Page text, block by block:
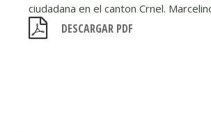
ciudadana en el canton Crnel.
DESCARGAR PDF